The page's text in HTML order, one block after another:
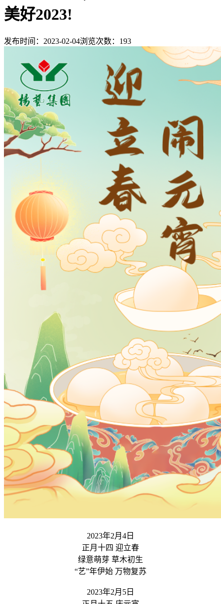
美好2023!
发布时间：2023-02-04浏览次数： 193
2023年2月4日
正月十四 迎立春
绿意萌芽 草木初生
“艺”年伊始 万物复苏
2023年2月5日